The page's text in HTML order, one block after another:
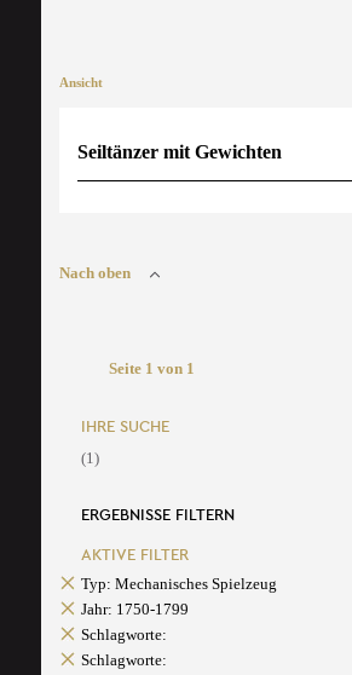
Ansicht
Seiltänzer mit Gewichten
Nach oben
Seite 1 von 1
IHRE SUCHE
(1)
ERGEBNISSE FILTERN
AKTIVE FILTER
Typ: Mechanisches Spielzeug
Jahr: 1750-1799
Schlagworte:
Schlagworte: